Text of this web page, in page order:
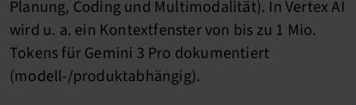
Planung, Coding und Multimodalität). In Vertex AI
wird u. a. ein Kontextfenster von bis zu 1 Mio.
Tokens für Gemini 3 Pro dokumentiert
(modell-/produktabhängig).